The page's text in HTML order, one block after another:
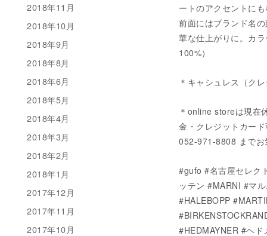
ートのアクセントに
前面にはブランド名
華な仕上がりに。カ
100%）
＊キャシュレス（ク
＊online storeは現在
金・クレジットカー
052-971-8808 までお
#gufo #名古屋セレク
ッテン #MARNI #マ
#HALEBOPP
#HEDMAYNER #ヘ
2018年11月
2018年10月
2018年9月
2018年8月
2018年6月
2018年5月
2018年4月
2018年3月
2018年2月
2018年1月
2017年12月
2017年11月
2017年10月